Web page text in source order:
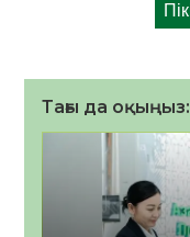
Тағы да оқыңыз: